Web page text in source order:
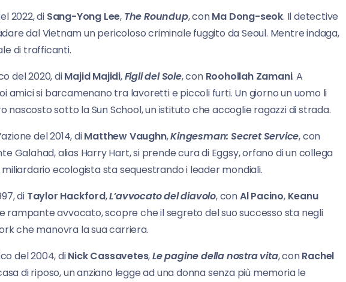
2022, di Sang-Yong Lee, The Roundup, conMa Dong-seok. Il detective
dal Vietnam un pericoloso criminale fuggito da Seoul. Mentre indaga,
di trafficanti.
del 2020, diMajid Majidi,Figli del Sole, con Roohollah Zamani. A
amici si barcamenano tra lavoretti e piccoli furti. Un giorno un uomo li
sotto la Sun School, un istituto che accoglie ragazzi di strada.
del 2014, diMatthew Vaughn,Kingesman: SecretService, con
Galahad, alias Harry Hart, si prende cura di Eggsy, orfano di un collega
ecologista sta sequestrando i leader mondiali.
di Taylor Hackford,L’avvocato del diavolo, conAl Pacino, Keanu
e rampante avvocato, scopre che il segreto del suo successo sta negli
che manovra la sua carriera.
del 2004, diNick Cassavetes,Le pagine della nostra vita, conRachel
di riposo, un anziano legge ad una donna senza più memoria le